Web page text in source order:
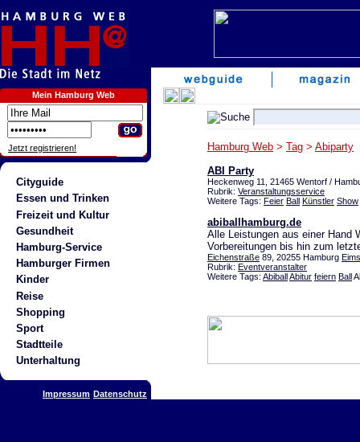
Mein Hamburg Web
Jetzt registrieren!
Cityguide
Essen und Trinken
Freizeit und Kultur
Gesundheit
Hamburg-Service
Hamburger Firmen
Kinder
Reise
Shopping
Sport
Stadtteile
Unterhaltung
Impressum Datenschutz
Hamburg Web > Tag > Abiparty
ABI Party
Heckenweg 11, 21465 Wentorf /
Rubrik: Veranstaltungsservice
Weitere Tags: Feier Ball Künstler Show
abiballhamburg.de
Alle Leistungen aus einer Hand
Vorbereitungen bis hin zum
Eichenstraße 89, 20255 Hamburg
Rubrik: Eventveranstalter
Weitere Tags: AbiballAbitur feiern Ball